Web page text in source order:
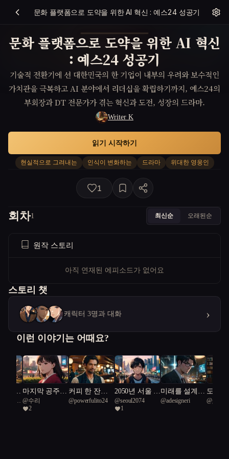
문화 플랫폼으로 도약을 위한 AI 혁신 : 예스24 성공기
문화 플랫폼으로 도약을 위한 AI 혁신
: 예스24 성공기
기술적 전환기에 선 대한민국의 한 기업이 내부의 우려와 보수적인
가치관을 극복하고 AI 분야에서 리더십을 확립하기까지, 예스24의
부회장과 DT 전문가가 겪는 혁신과 도전, 성장의 드라마.
Writer K
현실적으로 그려내는 인식이 변화하는 드라마 위대한 영웅인
읽기 시작하기
1
회차1 최신순 오래된순
원작 스토리
아직 연재된 에피소드가 없어요
스토리 챗
캐릭터 3명과 대화 ›
이런 이야기는 어때요?
의 불
마지막 공주의
진실
@수리
2
커피 한 잔의
기적
@powerfulito24
2050년 서울 :
나는 누구인
가?
@seoul2074
1
미래를 설계하
는 인간들
@adesigneri
도시
개발
@